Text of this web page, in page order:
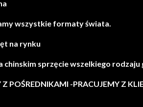
wszystkie formaty świata.
na rynku
chinskim sprzęcie wszelkiego rodzaju
Z POŚREDNIKAMI -PRACUJEMY Z